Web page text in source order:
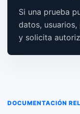
Si una prueba
datos,
y solicita
DOCUMENTACIÓN